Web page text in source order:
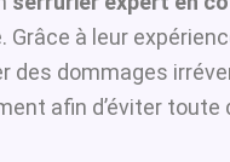
à leur
des dommages
afin d’éviter